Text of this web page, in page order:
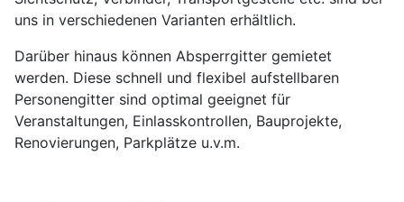
uns in verschiedenen Varianten erhältlich.
Darüber hinaus können Absperrgitter gemietet
werden. Diese schnell und flexibel aufstellbaren
Personengitter sind optimal geeignet für
Veranstaltungen, Einlasskontrollen, Bauprojekte,
Renovierungen, Parkplätze u.v.m.